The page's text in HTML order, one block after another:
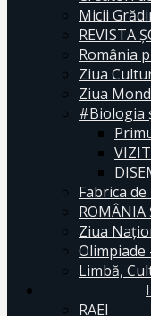
Micii
REVISTA
România
Ziua
Ziua
#Biologia
Fabrica
ROMÂNIA
Ziua
Olimpiade
Limbă,
RAEI